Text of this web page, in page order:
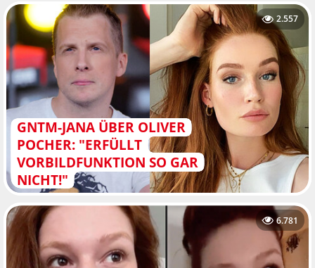
GNTM-JANA ÜBER OLIVER
POCHER: "ERFÜLLT
VORBILDFUNKTION SO GAR
NICHT!"
2.557
6.781